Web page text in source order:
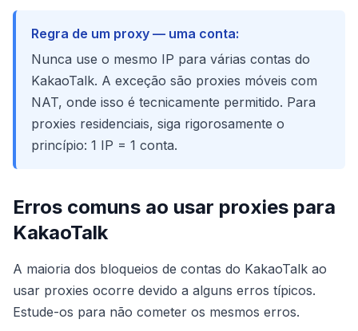
Regra de um proxy — uma conta:
Nunca use o mesmo IP para várias contas do
KakaoTalk. A exceção são proxies móveis com
NAT, onde isso é tecnicamente permitido. Para
proxies residenciais, siga rigorosamente o
princípio: 1 IP = 1 conta.
Erros comuns ao usar proxies para
KakaoTalk
A maioria dos bloqueios de contas do KakaoTalk ao
usar proxies ocorre devido a alguns erros típicos.
Estude-os para não cometer os mesmos erros.